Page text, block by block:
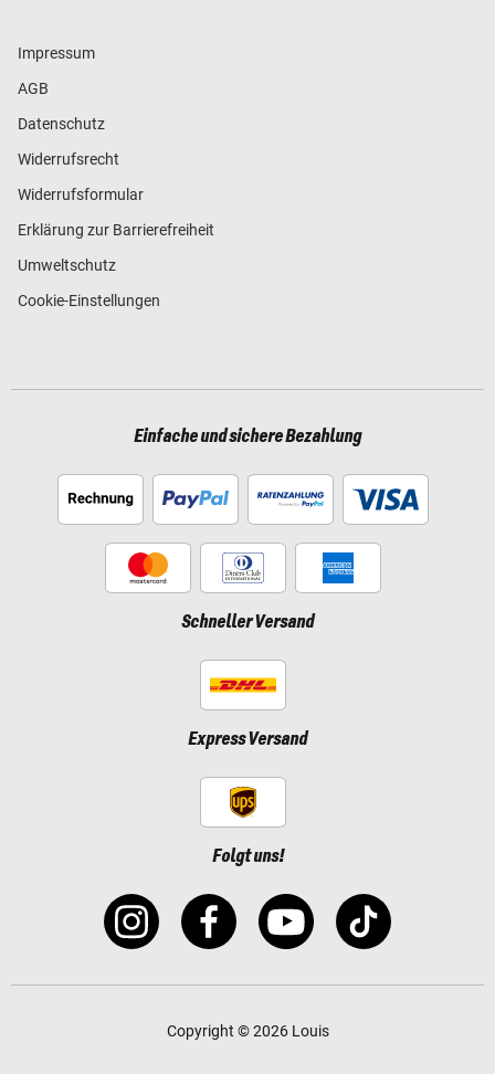
Impressum
AGB
Datenschutz
Widerrufsrecht
Widerrufsformular
Erklärung zur Barrierefreiheit
Umweltschutz
Cookie-Einstellungen
Einfache und sichere Bezahlung
Schneller Versand
Express Versand
Folgt uns!
Copyright © 2026 Louis